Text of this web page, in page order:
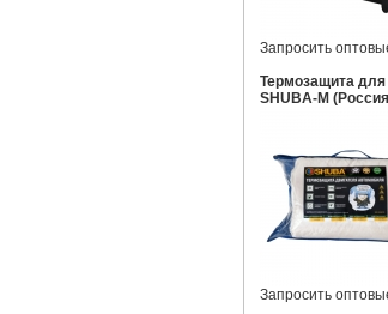
Запросить
Термозащита для
SHUBA-M
Запросить